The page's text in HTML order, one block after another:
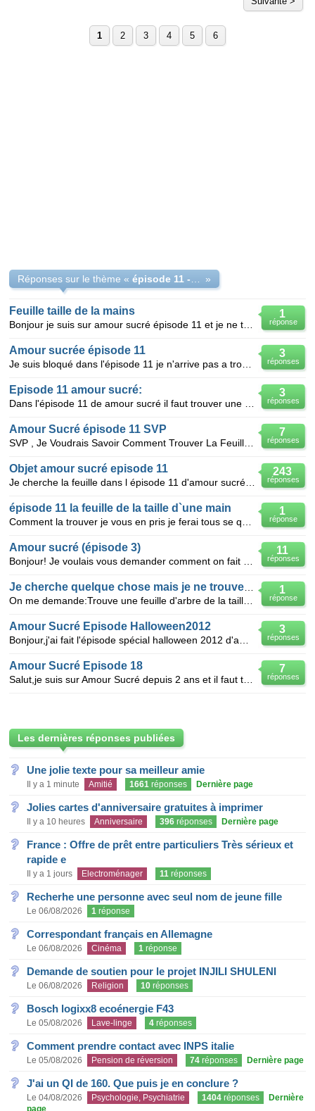
1 2 3 4 5 6
Réponses sur le thème « »
1
réponse
Feuille taille de la mains
3
réponses
Amour sucrée épisode 11
3
réponses
Episode 11 amour sucré:
7
réponses
Amour Sucré épisode 11 SVP
243
réponses
Objet amour sucré episode 11
1
réponse
épisode 11 la feuille de la taille d`une main
11
réponses
Amour sucré (épisode 3)
1
réponse
3
réponses
Amour Sucré Episode Halloween2012
7
réponses
Amour Sucré Episode 18
Les dernières réponses publiées
Une jolie texte pour sa meilleur amie
Il y a 1 minute Amitié 1661 réponses Dernière page
Jolies cartes d'anniversaire gratuites à imprimer
Il y a 10 heures Anniversaire 396 réponses Dernière page
France : Offre de prêt entre particuliers Très sérieux et
rapide e
Il y a 1 jours Electroménager 11 réponses
Recherhe une personne avec seul nom de jeune fille
Le 06/08/2026 1 réponse
Correspondant français en Allemagne
Le 06/08/2026 Cinéma 1 réponse
Demande de soutien pour le projet INJILI SHULENI
Le 06/08/2026 Religion 10 réponses
Bosch logixx8 ecoénergie F43
Le 05/08/2026 Lave-linge 4 réponses
Comment prendre contact avec INPS italie
Le 05/08/2026 Pension de réversion 74 réponses Dernière page
J'ai un QI de 160. Que puis je en conclure ?
Le 04/08/2026 Psychologie, Psychiatrie 1404 réponses
Dernière
page